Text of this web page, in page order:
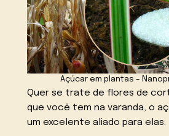
Açúcar em plantas –
Quer se trate de flores de
que você tem na varanda, o
um excelente aliado para elas.